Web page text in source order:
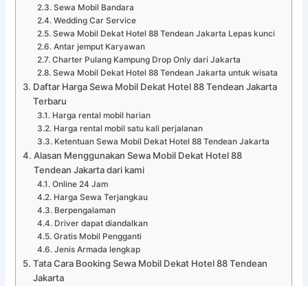
Sewa Mobil Bandara
Wedding Car Service
Sewa Mobil Dekat Hotel 88 Tendean Jakarta Lepas kunci
Antar jemput Karyawan
Charter Pulang Kampung Drop Only dari Jakarta
Sewa Mobil Dekat Hotel 88 Tendean Jakarta untuk wisata
Daftar Harga Sewa Mobil Dekat Hotel 88 Tendean Jakarta
Terbaru
Harga rental mobil harian
Harga rental mobil satu kali perjalanan
Ketentuan Sewa Mobil Dekat Hotel 88 Tendean Jakarta
Alasan Menggunakan Sewa Mobil Dekat Hotel 88
Tendean Jakarta dari kami
Online 24 Jam
Harga Sewa Terjangkau
Berpengalaman
Driver dapat diandalkan
Gratis Mobil Pengganti
Jenis Armada lengkap
Tata Cara Booking Sewa Mobil Dekat Hotel 88 Tendean
Jakarta